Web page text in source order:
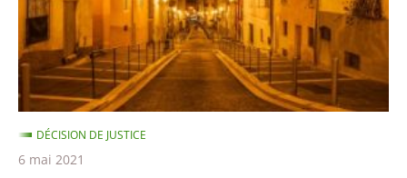
sont
pas
suspendues
pour
les
personnes
vaccinées
DÉCISION DE JUSTICE
6 mai 2021